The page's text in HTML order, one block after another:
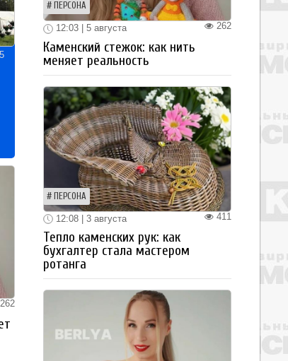
ПЕРСОНА
262
12:03 | 5 августа
Каменский стежок: как нить
меняет реальность
ПЕРСОНА
411
12:08 | 3 августа
Тепло каменских рук: как
бухгалтер стала мастером
ротанга